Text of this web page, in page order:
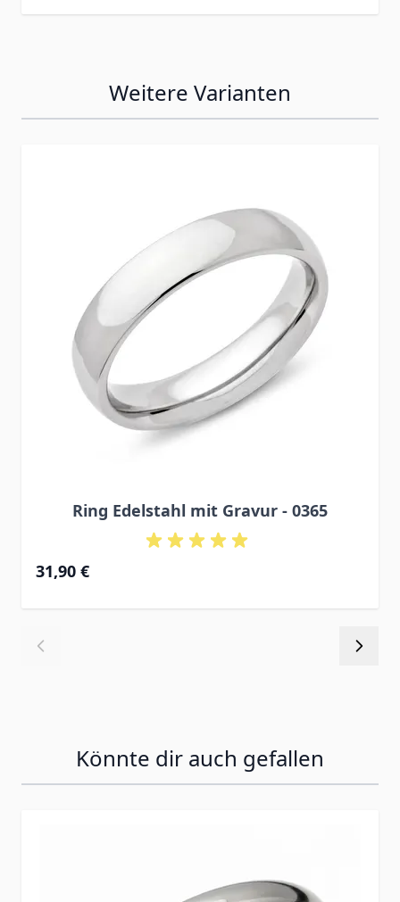
Weitere Varianten
Ring Edelstahl mit Gravur - 0365
31,90 €
Könnte dir auch gefallen